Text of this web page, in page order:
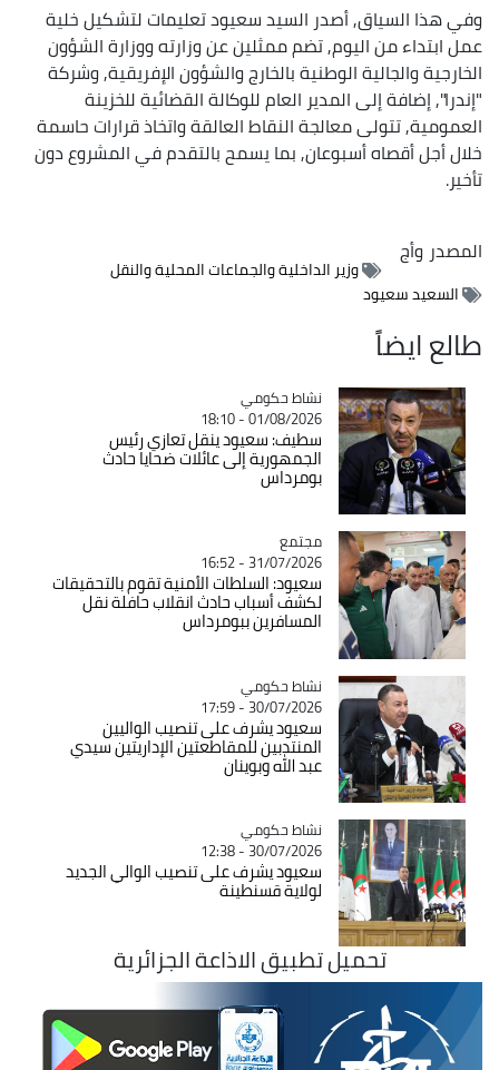
وفي هذا السياق, أصدر السيد سعيود تعليمات لتشكيل خلية
عمل ابتداء من اليوم, تضم ممثلين عن وزارته ووزارة الشؤون
الخارجية والجالية الوطنية بالخارج والشؤون الإفريقية, وشركة
"إندرا", إضافة إلى المدير العام للوكالة القضائية للخزينة
العمومية, تتولى معالجة النقاط العالقة واتخاذ قرارات حاسمة
خلال أجل أقصاه أسبوعان, بما يسمح بالتقدم في المشروع دون
تأخير.
المصدروأج
وزير الداخلية والجماعات المحلية والنقل
السعيد سعيود
طالع ايضاً
Catégorie
نشاط حكومي
01/08/2026 - 18:10
سطيف: سعيود ينقل تعازي رئيس
الجمهورية إلى عائلات ضحايا حادث
بومرداس
Catégorie
مجتمع
31/07/2026 - 16:52
سعيود: السلطات الأمنية تقوم بالتحقيقات
لكشف أسباب حادث انقلاب حافلة نقل
المسافرين ببومرداس
Catégorie
نشاط حكومي
30/07/2026 - 17:59
سعيود يشرف على تنصيب الواليين
المنتدبين للمقاطعتين الإداريتين سيدي
عبد الله وبوينان
Catégorie
نشاط حكومي
30/07/2026 - 12:38
سعيود يشرف على تنصيب الوالي الجديد
لولاية قسنطينة
تحميل تطبيق الاذاعة الجزائرية